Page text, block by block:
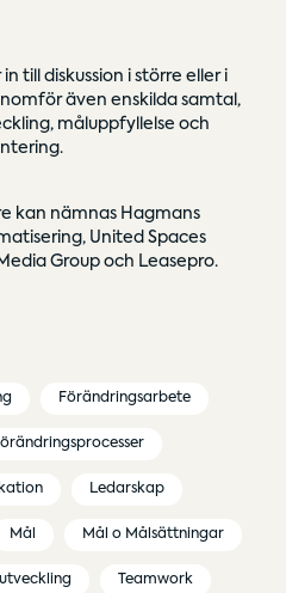
till diskussion i större eller i
även enskilda samtal,
måluppfyllelse och
kan nämnas Hagmans
United Spaces
Group och Leasepro.
Förändringsarbete
Ledarskap
Mål Mål o Målsättningar
Teamwork